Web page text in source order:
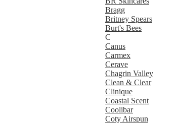
Bragg
Britney Spears
Burt's Bees
C
Canus
Carmex
Cerave
Chagrin Valley
Clean & Clear
Clinique
Coastal Scent
Coolibar
Coty Airspun